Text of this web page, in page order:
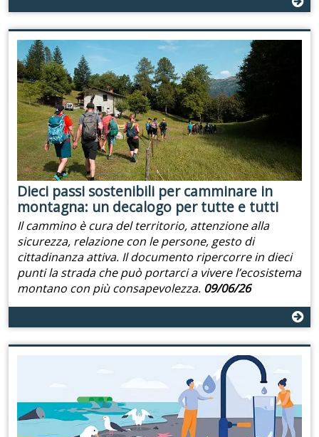
Dieci passi sostenibili per camminare in
montagna: un decalogo per tutte e tutti
Il cammino è cura del territorio, attenzione alla
sicurezza, relazione con le persone, gesto di
cittadinanza attiva. Il documento ripercorre in dieci
punti la strada che può portarci a vivere l’ecosistema
montano con più consapevolezza. 09/06/26